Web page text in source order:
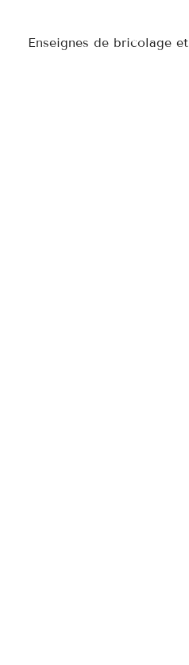
Enseignes de bricolage